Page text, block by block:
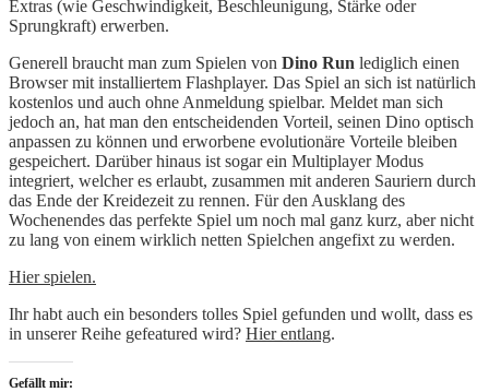
Extras (wie Geschwindigkeit, Beschleunigung, Stärke oder
Sprungkraft) erwerben.
Generell braucht man zum Spielen von Dino Run lediglich einen
Browser mit installiertem Flashplayer. Das Spiel an sich ist natürlich
kostenlos und auch ohne Anmeldung spielbar. Meldet man sich
jedoch an, hat man den entscheidenden Vorteil, seinen Dino optisch
anpassen zu können und erworbene evolutionäre Vorteile bleiben
gespeichert. Darüber hinaus ist sogar ein Multiplayer Modus
integriert, welcher es erlaubt, zusammen mit anderen Sauriern durch
das Ende der Kreidezeit zu rennen. Für den Ausklang des
Wochenendes das perfekte Spiel um noch mal ganz kurz, aber nicht
zu lang von einem wirklich netten Spielchen angefixt zu werden.
Hier spielen.
Ihr habt auch ein besonders tolles Spiel gefunden und wollt, dass es
in unserer Reihe gefeatured wird? Hier entlang.
Gefällt mir: